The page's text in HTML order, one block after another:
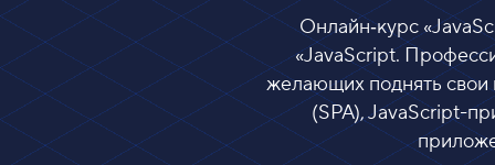
Онлайн‑курс «
«JavaScript.
желающих поднять свои
(SPA), JavaScript-